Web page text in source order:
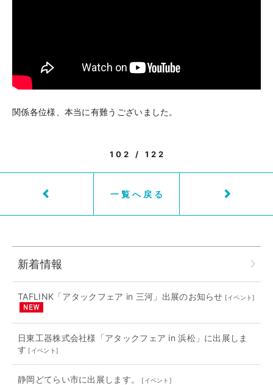
関係各位様、本当に有難うございました。
102 / 122
一覧へ戻る
新着情報
TAFLINK「アタックフェア in 三河」出展のお知らせ [イベント]
日東工器株式会社様「アタックフェア in 浜松」に出展しま
す [イベント]
静岡どてらい市に出展します。 [イベント ]